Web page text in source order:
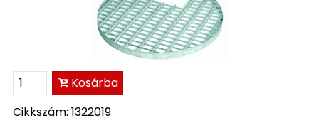
Kosárba
Cikkszám: 1322019